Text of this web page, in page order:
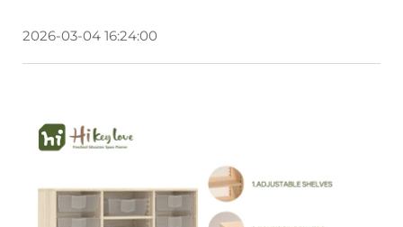
Mga kaso
Makipag-ugnayan sa Amin
Mga Blog
2026-03-04 16:24:00